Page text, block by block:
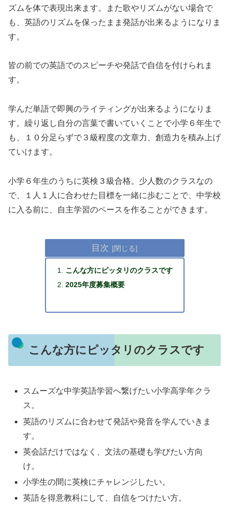
ズムを体で表現出来ます。また歌やリズムがない場合で
も、英語のリズムを保ったまま発話が出来るようになりま
す。
皆の前での英語でのスピーチや発話で自信を付けられま
す。
学んだ単語で即興のライティングが出来るようになりま
す。繰り返し自分の言葉で書いていくことで小学６年生で
も、１０分足らずで３級程度の文章力、創造力を積み上げ
ていけます。
小学６年生のうちに英検３級合格。少人数のクラスなの
で、１人１人に合わせた目標を一緒に歩むことで、中学校
に入る前に、自主学習のペースを作ることができます。
目次
こんな方にピッタリのクラスです
2025年度募集概要
こんな方にピッタリのクラスです
スムーズな中学英語学習へ繋げたい小学高学年クラ
ス。
英語のリズムに合わせて発話や発音を学んでいきま
す。
英会話だけではなく、文法の基礎も学びたい方向
け。
小学生の間に英検にチャレンジしたい。
英語を得意教科にして、自信をつけたい方。